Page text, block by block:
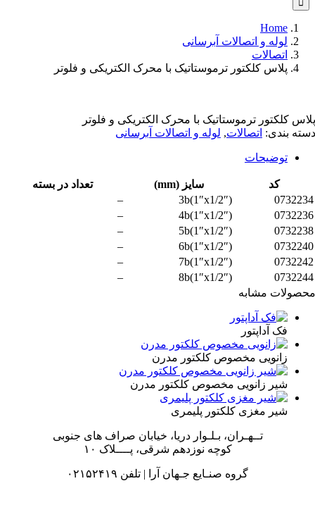
Home
لوله و اتصالات آبرسانی
اتصالات
پلاس کلکتور ترموستاتیک با محرک الکتریکی و فلوتر
کلکتور ترموستاتیک با محرک الکتریکی و فلوتر
بندی:اتصالات,لوله و اتصالات آبرسانی
توضیحات
کد سایز (mm)
تعداد در بسته
3b(1″x1/2″)
4b(1″x1/2″)
5b(1″x1/2″)
6b(1″x1/2″)
7b(1″x1/2″)
8b(1″x1/2″)
مشابه
فک آداپتور
زانویی مخصوص کلکتور مدرن
شیر زانویی مخصوص کلکتور مدرن
شیر مغزی کلکتور پلیمری
تــهـران، بـلـوار دریا، خیابان صراف های جنوبی
کوچه نوزدهم شرقی، پــــلاک ۱۰
گروه صنـایع جـهان آرا | تلفن ۰۲۱۵۲۴۱۹